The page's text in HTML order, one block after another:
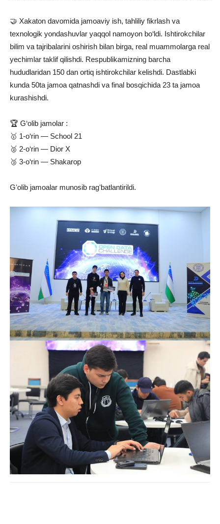
🤝 Xakaton davomida jamoaviy ish, tahliliy fikrlash va
texnologik yondashuvlar yaqqol namoyon bo‘ldi. Ishtirokchilar
bilim va tajribalarini oshirish bilan birga, real muammolarga real
yechimlar taklif qilishdi. Respublikamizning barcha
hududlaridan 150 dan ortiq ishtirokchilar kelishdi. Dastlabki
kunda 50ta jamoa qatnashdi va final bosqichida 23 ta jamoa
kurashishdi.
🏆 G‘olib jamolar :
🥇 1-o‘rin — School 21
🥈 2-o‘rin — Dior X
🥉 3-o‘rin — Shakarop
Gʻolib jamoalar munosib ragʻbatlantirildi.